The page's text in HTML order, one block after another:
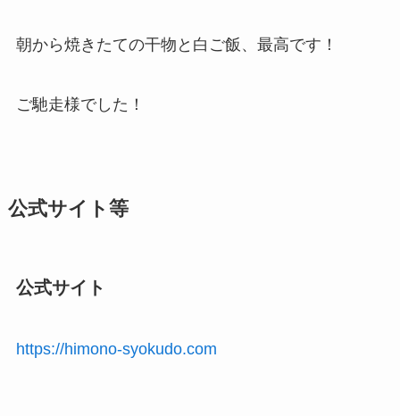
朝から焼きたての干物と白ご飯、最高です！
ご馳走様でした！
公式サイト等
公式サイト
https://himono-syokudo.com